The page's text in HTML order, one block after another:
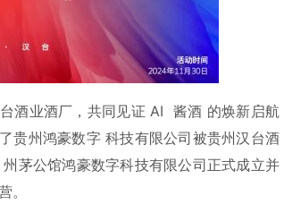
酒业酒厂，共同见证 AI 酱酒 的焕新启航
贵州鸿豪数字 科技有限公司被贵州汉台酒
茅公馆鸿豪数字科技有限公司正式成立并
。